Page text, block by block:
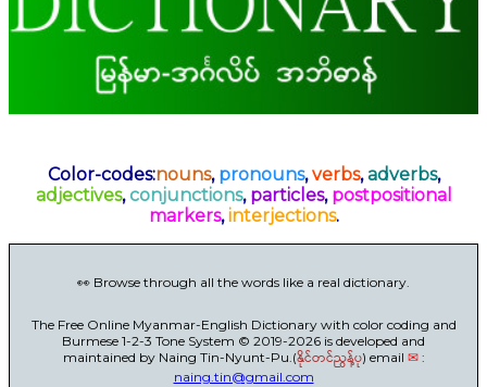
Color-codes:nouns, pronouns,verbs,adverbs,
adjectives,conjunctions, particles, postpositional
markers,interjections.
👀 Browse through all the words like a real dictionary.
The Free Online Myanmar-English Dictionary with color coding and
Burmese 1-2-3 Tone System © 2019-2026 is developed and
maintained by Naing Tin-Nyunt-Pu.(နိုင်တင်ညွန့်ပု) email ✉:
naing.tin@gmail.com